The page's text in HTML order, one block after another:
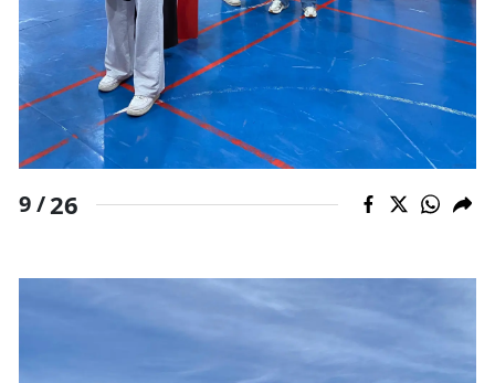
9 /26